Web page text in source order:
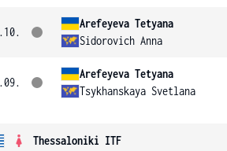
Arefeyeva Tetyana
Sidorovich Anna
Arefeyeva Tetyana
Tsykhanskaya Svetlana
Thessaloniki ITF